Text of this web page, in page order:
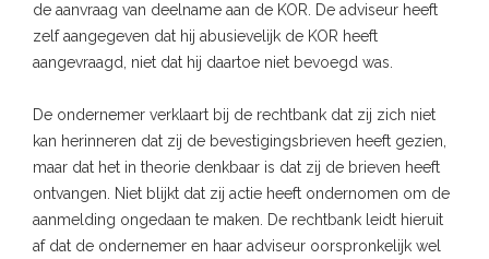
de aanvraag van deelname aan de KOR. De adviseur heeft
zelf aangegeven dat hij abusievelijk de KOR heeft
aangevraagd, niet dat hij daartoe niet bevoegd was.
De ondernemer verklaart bij de rechtbank dat zij zich niet
kan herinneren dat zij de bevestigingsbrieven heeft gezien,
maar dat het in theorie denkbaar is dat zij de brieven heeft
ontvangen. Niet blijkt dat zij actie heeft ondernomen om de
aanmelding ongedaan te maken. De rechtbank leidt hieruit
af dat de ondernemer en haar adviseur oorspronkelijk wel